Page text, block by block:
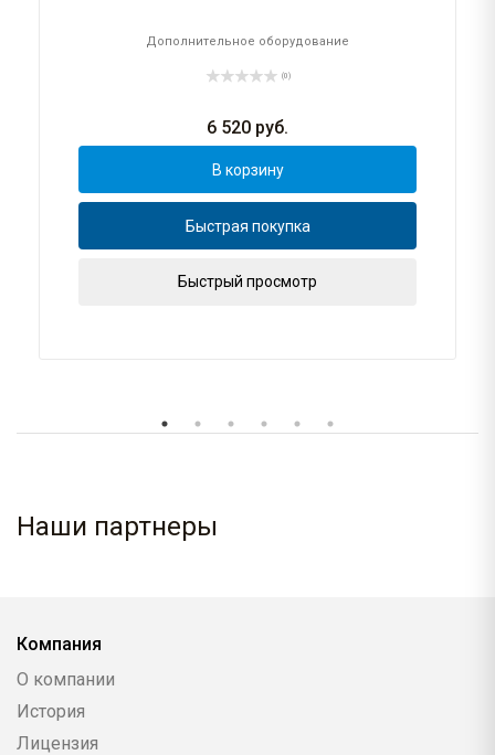
Дополнительное оборудование
(0)
6 520 руб.
В корзину
Быстрая покупка
Быстрый просмотр
Наши партнеры
Компания
О компании
История
Лицензия